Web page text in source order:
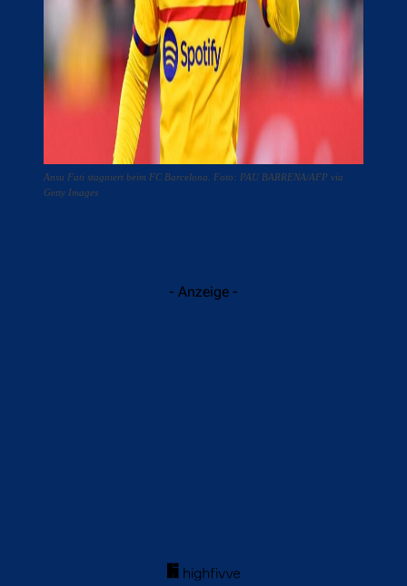
Ansu Fati stagniert beim FC Barcelona. Foto: PAU BARRENA/AFP via
Getty Images
- Anzeige -